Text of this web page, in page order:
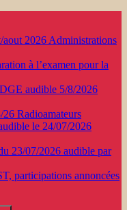
2026 Administrations
à l’examen pour la
audible 5/8/2026
26 Radioamateurs
le 24/07/2026
23/07/2026 audible par
participations annoncées